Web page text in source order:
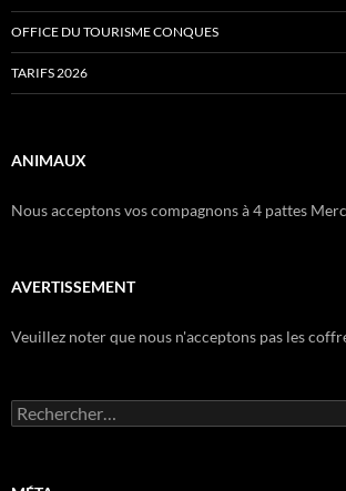
OFFICE DU TOURISME CONQUES
TARIFS 2026
ANIMAUX
Nous acceptons vos compagnons à 4 pattes
AVERTISSEMENT
Veuillez noter que nous n'acceptons pas les
Rechercher :